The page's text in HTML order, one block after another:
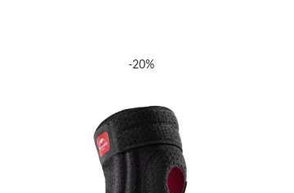
-20%